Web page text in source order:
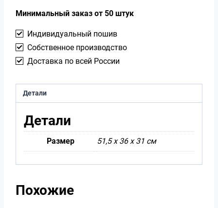
Минимальный заказ от 50 штук
Индивидуальный пошив
Собственное производство
Доставка по всей России
Детали
Детали
Размер 51,5 х 36 х 31 см
Похожие